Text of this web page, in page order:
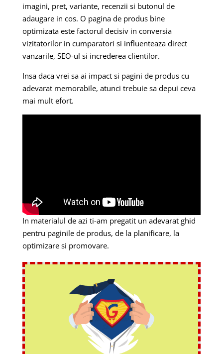
imagini, pret, variante, recenzii si butonul de
adaugare in cos. O pagina de produs bine
optimizata este factorul decisiv in conversia
vizitatorilor in cumparatori si influenteaza direct
vanzarile, SEO-ul si increderea clientilor.
Insa daca vrei sa ai impact si pagini de produs cu
adevarat memorabile, atunci trebuie sa depui ceva
mai mult efort.
In materialul de azi ti-am pregatit un adevarat ghid
pentru paginile de produs, de la planificare, la
optimizare si promovare.